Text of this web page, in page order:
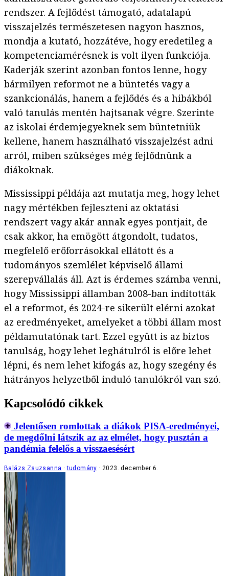
rendszer. A fejlődést támogató, adatalapú
visszajelzés természetesen nagyon hasznos,
mondja a kutató, hozzátéve, hogy eredetileg a
kompetenciamérésnek is volt ilyen funkciója.
Kaderják szerint azonban fontos lenne, hogy
bármilyen reformot ne a büntetés vagy a
szankcionálás, hanem a fejlődés és a hibákból
való tanulás mentén hajtsanak végre. Szerinte
az iskolai érdemjegyeknek sem büntetniük
kellene, hanem használható visszajelzést adni
arról, miben szükséges még fejlődnünk a
diákoknak.
Mississippi példája azt mutatja meg, hogy lehet
nagy mértékben fejleszteni az oktatási
rendszert vagy akár annak egyes pontjait, de
csak akkor, ha emögött átgondolt, tudatos,
megfelelő erőforrásokkal ellátott és a
tudományos szemlélet képviselő állami
szerepvállalás áll. Azt is érdemes számba venni,
hogy Mississippi államban 2008-ban indították
el a reformot, és 2024-re sikerült elérni azokat
az eredményeket, amelyeket a többi állam most
példamutatónak tart. Ezzel együtt is az biztos
tanulság, hogy lehet leghátulról is előre lehet
lépni, és nem lehet kifogás az, hogy szegény és
hátrányos helyzetből induló tanulókról van szó.
Kapcsolódó cikkek
Jelentősen romlottak a diákok PISA-eredményei,
de megdőlni látszik az az elmélet, hogy pusztán a
pandémia felelős a visszaesésért
Balázs Zsuzsanna tudomány 2023. december 6.